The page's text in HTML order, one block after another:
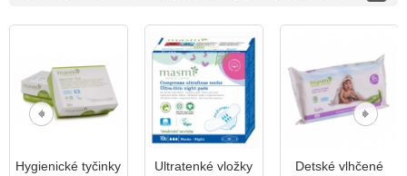
Hygienické tyčinky
Ultratenké vložky
Detské vlhčené